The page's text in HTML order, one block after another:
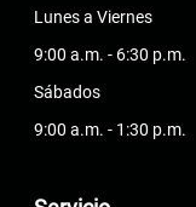
Lunes a Viernes
9:00 a.m. - 6:30 p.m.
Sábados
9:00 a.m. - 1:30 p.m.